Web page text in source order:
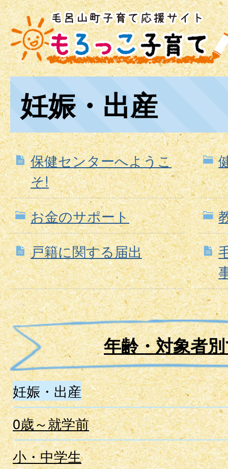
妊娠・出産
保健センターへようこ
そ!
お金のサポート
戸籍に関する届出
年齢・対象者
妊娠・出産
0歳～就学前
小・中学生